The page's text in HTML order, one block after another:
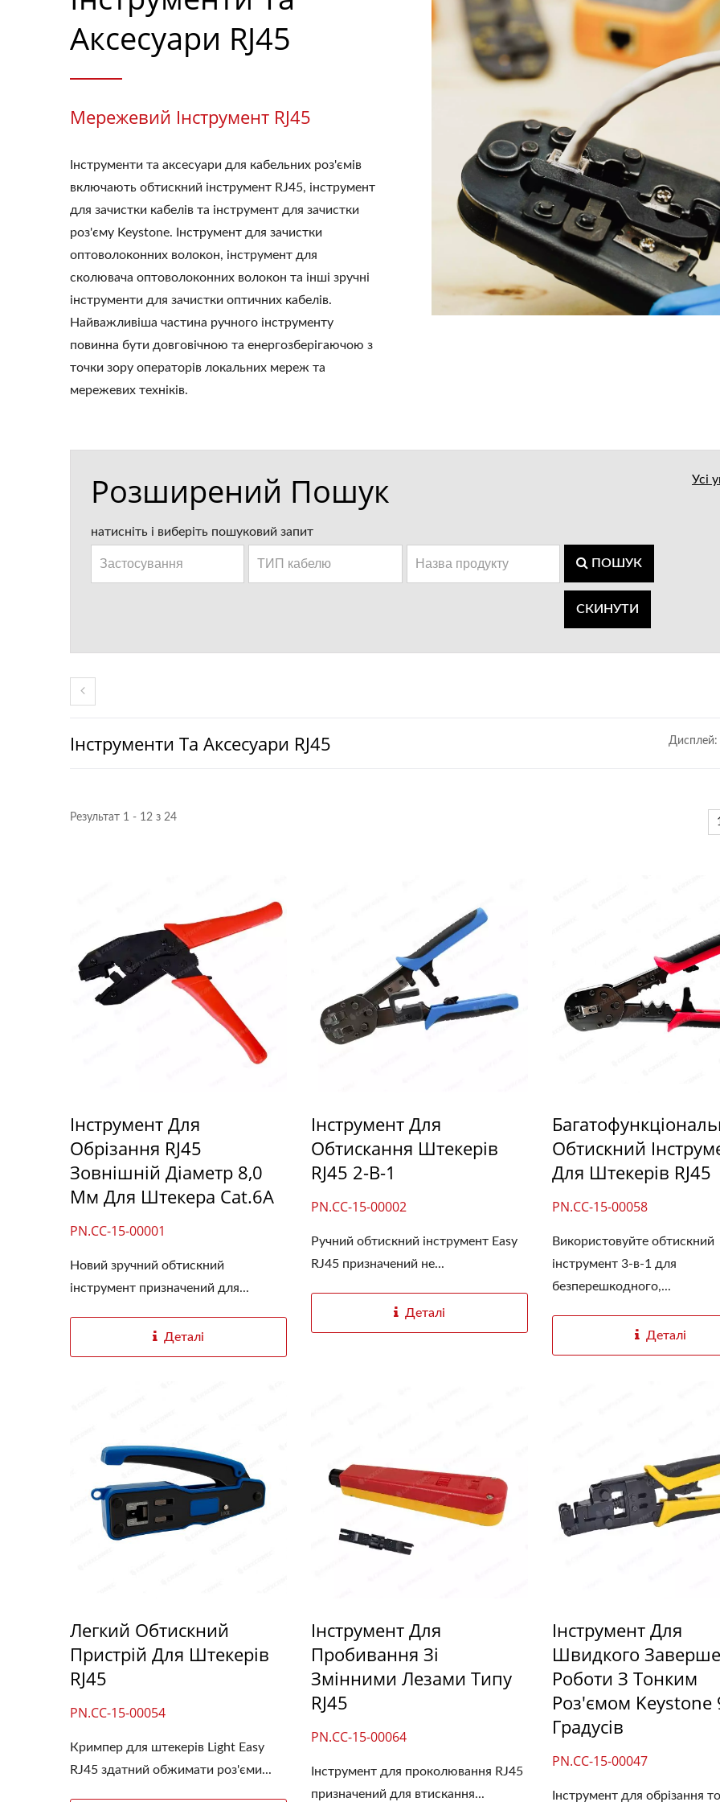
Аксесуари RJ45
Мережевий Інструмент RJ45
Інструменти та аксесуари для кабельних роз'ємів
включають обтискний інструмент RJ45, інструмент
для зачистки кабелів та інструмент для зачистки
роз'єму Keystone. Інструмент для зачистки
оптоволоконних волокон, інструмент для
сколювача оптоволоконних волокон та інші зручні
інструменти для зачистки оптичних кабелів.
Найважливіша частина ручного інструменту
повинна бути довговічною та енергозберігаючою з
точки зору операторів локальних мереж та
мережевих техніків.
Усі
Розширений Пошук
натисніть і виберіть пошуковий запит
ПОШУК
СКИНУТИ
Інструменти Та Аксесуари RJ45 Дисплей:
Результат 1 - 12 з 24
Інструмент Для
Обрізання RJ45
Зовнішній Діаметр 8,0
Мм Для Штекера Cat.6A
PN.CC-15-00001
Новий зручний обтискний
інструмент призначений для...
Деталі
Інструмент Для
Обтискання Штекерів
RJ45 2-В-1
PN.CC-15-00002
Ручний обтискний інструмент Easy
RJ45 призначений не...
Деталі
Обтискний
Для Штекерів RJ45
PN.CC-15-00058
Використовуйте обтискний
інструмент 3-в-1 для
безперешкодного,...
Деталі
Легкий Обтискний
Пристрій Для Штекерів
RJ45
PN.CC-15-00054
Кримпер для штекерів Light Easy
RJ45 здатний обжимати роз'єми...
Інструмент Для
Пробивання Зі
Змінними Лезами Типу
RJ45
PN.CC-15-00064
Інструмент для проколювання RJ45
призначений для втискання...
Інструмент Для
Швидкого
Роботи З Тонким
Роз'ємом Keystone
Градусів
PN.CC-15-00047
Інструмент для обрізання